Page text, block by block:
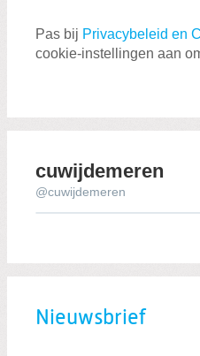
Pas bij Privacybeleid en
cookie-instellingen aan
cuwijdemeren
@cuwijdemeren
Nieuwsbrief